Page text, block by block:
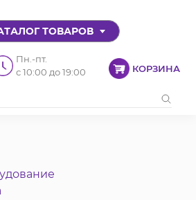
ТОВАРОВ
Пн.-пт.
с 10:00 до 19:00
КОРЗИНА